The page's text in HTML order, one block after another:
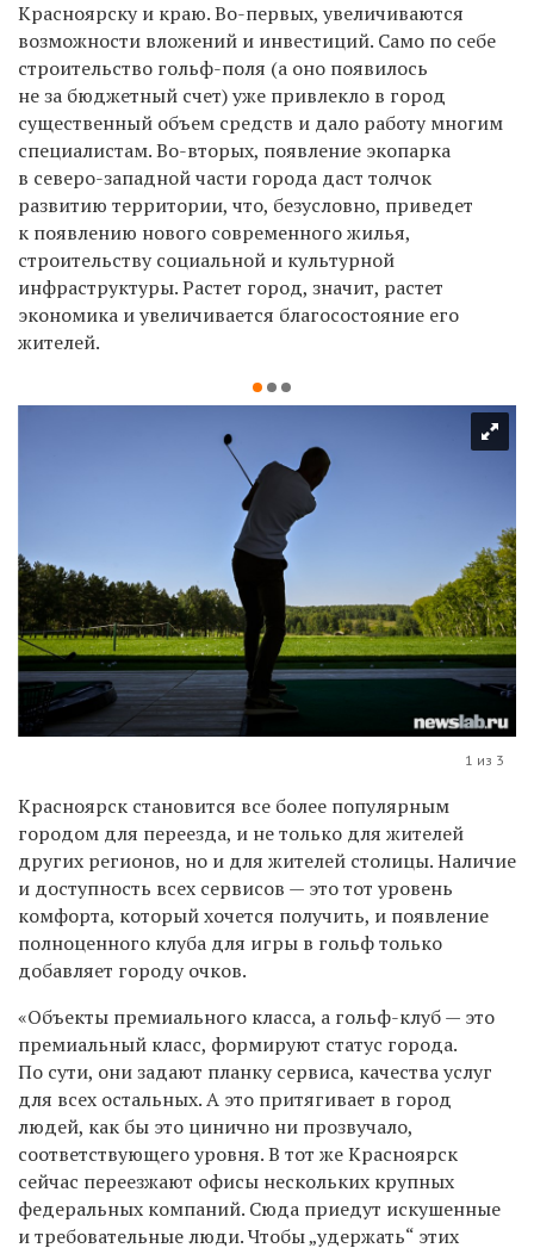
Красноярску и краю. Во-первых, увеличиваются
возможности вложений и инвестиций. Само по себе
строительство гольф-поля (а оно появилось
не за бюджетный счет) уже привлекло в город
существенный объем средств и дало работу многим
специалистам. Во-вторых, появление экопарка
в северо-западной части города даст толчок
развитию территории, что, безусловно, приведет
к появлению нового современного жилья,
строительству социальной и культурной
инфраструктуры. Растет город, значит, растет
экономика и увеличивается благосостояние его
жителей.
1 из 3
Красноярск становится все более популярным
городом для переезда, и не только для жителей
других регионов, но и для жителей столицы. Наличие
и доступность всех сервисов — это тот уровень
комфорта, который хочется получить, и появление
полноценного клуба для игры в гольф только
добавляет городу очков.
«Объекты премиального класса, а гольф-клуб — это
премиальный класс, формируют статус города.
По сути, они задают планку сервиса, качества услуг
для всех остальных. А это притягивает в город
людей, как бы это цинично ни прозвучало,
соответствующего уровня. В тот же Красноярск
сейчас переезжают офисы нескольких крупных
федеральных компаний. Сюда приедут искушенные
и требовательные люди. Чтобы „удержать“ этих